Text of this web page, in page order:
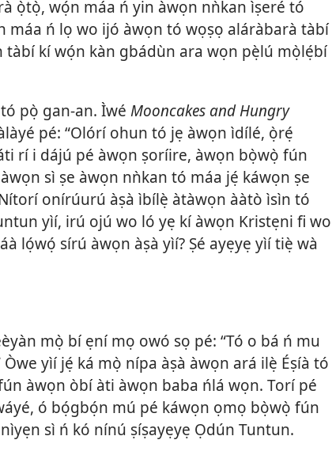
ọ̀tọ̀, wọ́n máa ń yin àwọn nǹkan ìṣeré tó
máa ń lọ wo ijó àwọn tó wọṣọ aláràbarà tàbí
kí wọ́n kàn gbádùn ara wọn pẹ̀lú mọ̀lẹ́bí
pọ̀ gan-an. Ìwé Mooncakes and Hungry
pé: “Olórí ohun tó jẹ àwọn ìdílé, ọ̀rẹ́
rí i dájú pé àwọn ṣoríire, àwọn bọ̀wọ̀ fún
sì ṣe àwọn nǹkan tó máa jẹ́ káwọn ṣe
onírúurú àṣà ìbílẹ̀ àtàwọn ààtò ìsìn tó
yìí, irú ojú wo ló yẹ kí àwọn Kristẹni fi wo
lọ́wọ́ sírú àwọn àṣà yìí? Ṣé ayẹyẹ yìí tiẹ̀ wà
mọ̀ bí ẹní mọ owó sọ pé: “Tó o bá ń mu
yìí jẹ́ ká mọ̀ nípa àṣà àwọn ará ilẹ̀ Éṣíà tó
àwọn òbí àti àwọn baba ńlá wọn. Torí pé
ó bọ́gbọ́n mú pé káwọn ọmọ bọ̀wọ̀ fún
sì ń kó nínú ṣíṣayẹyẹ Ọdún Tuntun.